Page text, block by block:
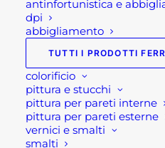
antinfortunistica e
dpi
abbigliamento
TUTTI I PRODOTTI
colorificio
pittura e stucchi
pittura per pareti interne
pittura per pareti esterne
vernici e smalti
smalti
tantissimi modelli, tra
dimensioni
per terrazze, balconi
Serre da
Le serre da balcone
soluzione leggera,